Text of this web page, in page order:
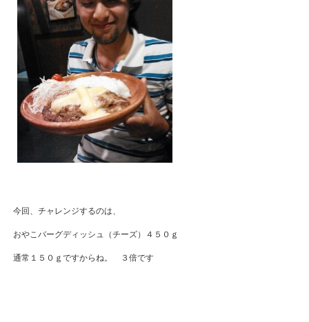
今回、チャレンジするのは、
おやこバーグディッシュ（チーズ）４５０ｇ
通常１５０ｇですからね。 ３倍です